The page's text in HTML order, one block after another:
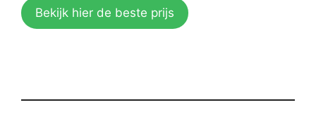
Bekijk hier de beste prijs